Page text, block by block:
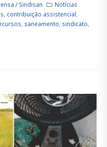
/ Sindisan
Notícias
, contribuição assistencial,
, saneamento, sindicato,